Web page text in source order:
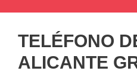
TELÉFONO
ALICANTE